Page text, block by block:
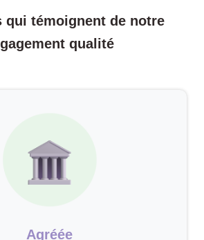
qui témoignent de notre
qualité
Agréée